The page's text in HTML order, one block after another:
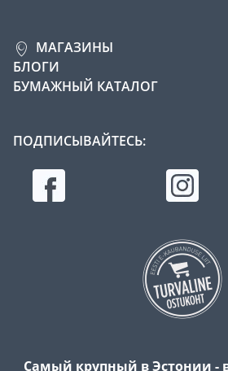
МАГАЗИНЫ
БЛОГИ
БУМАЖНЫЙ КАТАЛОГ
ПОДПИСЫВАЙТЕСЬ:
Самый крупный в Эстонии -